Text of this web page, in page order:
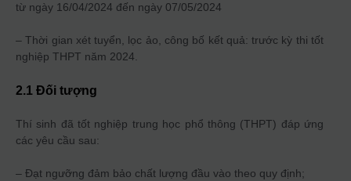
từ ngày 16/04/2024 đến ngày 07/05/2024
– Thời gian xét tuyển, lọc ảo, công bố kết quả: trước kỳ thi tốt
nghiệp THPT năm 2024.
2.1 Đối tượng
Thí sinh đã tốt nghiệp trung học phổ thông (THPT) đáp ứng
các yêu cầu sau:
– Đạt ngưỡng đảm bảo chất lượng đầu vào theo quy định;